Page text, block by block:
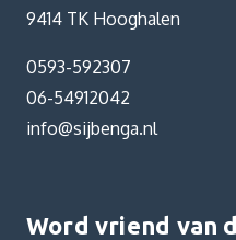
9414 TK Hooghalen
0593-592307
06-54912042
info@sijbenga.nl
Word vriend van